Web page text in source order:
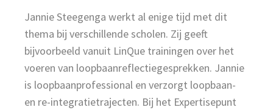
Jannie Steegenga werkt al enige tijd met dit
thema bij verschillende scholen. Zij geeft
bijvoorbeeld vanuit LinQue trainingen over het
voeren van loopbaanreflectiegesprekken. Jannie
is loopbaanprofessional en verzorgt loopbaan-
en re-integratietrajecten. Bij het Expertisepunt